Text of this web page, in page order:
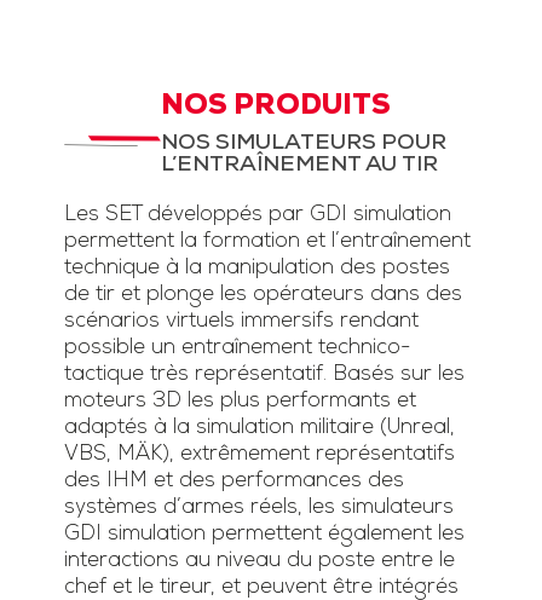
NOS PRODUITS
NOS SIMULATEURS POUR
L’ENTRAÎNEMENT AU TIR
Les SET développés par GDI simulation
permettent la formation et l’entraînement
technique à la manipulation des postes
de tir et plonge les opérateurs dans des
scénarios virtuels immersifs rendant
possible un entraînement technico-
tactique très représentatif. Basés sur les
moteurs 3D les plus performants et
adaptés à la simulation militaire (Unreal,
VBS, MÄK), extrêmement représentatifs
des IHM et des performances des
systèmes d’armes réels, les simulateurs
GDI simulation permettent également les
interactions au niveau du poste entre le
chef et le tireur, et peuvent être intégrés